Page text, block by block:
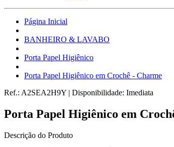
Página Inicial
BANHEIRO & LAVABO
Porta Papel Higiênico
Porta Papel Higiênico em Crochê - Charme
Ref.: A2SEA2H9Y | Disponibilidade: Imediata
Porta Papel Higiênico em
Descrição do Produto